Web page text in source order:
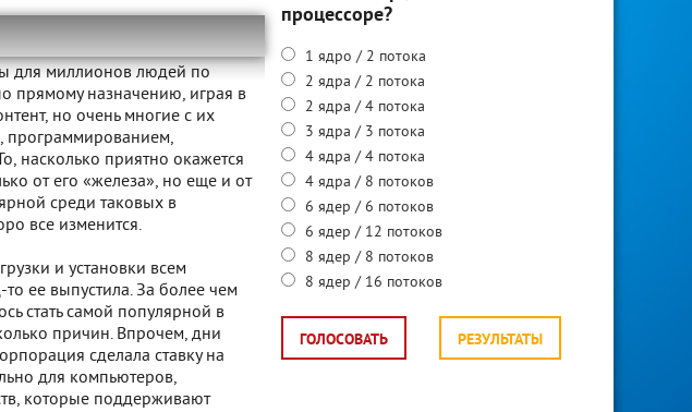
для миллионов людей по
прямому назначению, играя в
но очень многие с их
программированием,
насколько приятно окажется
от его «железа», но еще и от
среди таковых в
все изменится.
и установки всем
ее выпустила. За более чем
стать самой популярной в
причин. Впрочем, дни
сделала ставку на
для компьютеров,
которые поддерживают
процессоре?
1 ядро / 2 потока
2 ядра / 2 потока
2 ядра / 4 потока
3 ядра / 3 потока
4 ядра / 4 потока
4 ядра / 8 потоков
6 ядер / 6 потоков
6 ядер / 12 потоков
8 ядер / 8 потоков
8 ядер / 16 потоков
ГОЛОСОВАТЬ РЕЗУЛЬТАТЫ